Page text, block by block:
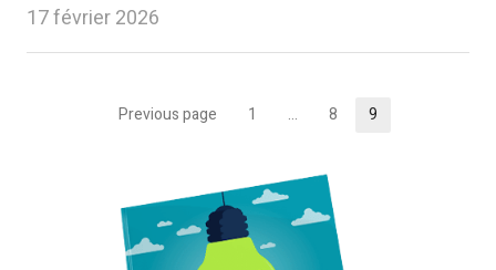
17 février 2026
Pagination
publications
Previous page Page
1 … Page
8 9